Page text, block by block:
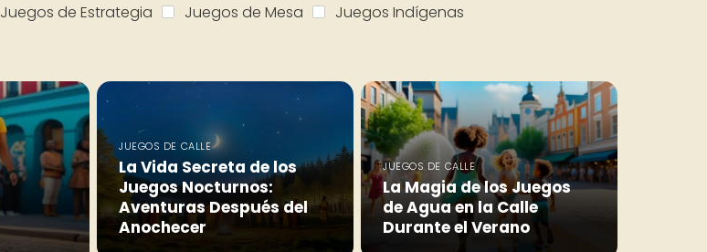
Juegos de Estrategia Juegos de Mesa
Juegos Indígenas
JUEGOS DE CALLE
La Vida Secreta de los
Juegos Nocturnos:
Aventuras Después del
Anochecer
JUEGOS DE CALLE
La Magia de los Juegos
de Agua en la Calle
Durante el Verano